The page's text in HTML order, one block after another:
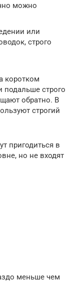
можно
или
строго
коротком
подальше строго
обратно. В
строгий
пригодиться в
но не входят
меньше чем